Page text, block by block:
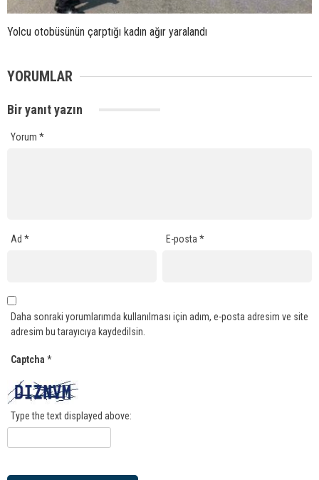
Yolcu otobüsünün çarptığı kadın ağır yaralandı
YORUMLAR
Bir yanıt yazın
Yorum *
Ad * E-posta*
Daha sonraki yorumlarımda kullanılması için adım, e-posta adresim ve site
adresim bu tarayıcıya kaydedilsin.
Captcha *
Type the text displayed above: